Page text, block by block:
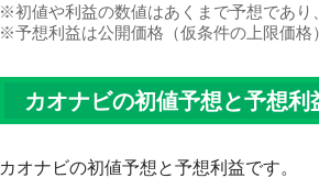
※初値や利益の数値はあくまで予想であ
※予想利益は公開価格（仮条件の上限価格
カオナビの初値予想と予想利
カオナビの初値予想と予想利益です。